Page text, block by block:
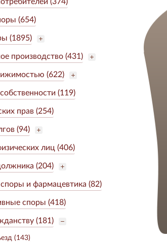
(654)
(1895)
производство (431)
(622)
(119)
прав (254)
(94)
лиц (406)
(204)
и фармацевтика (82)
споры (418)
(181)
(143)